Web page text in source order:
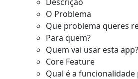
Descrição
O Problema
Que problema queres
Para quem?
Quem vai usar esta app?
Core Feature
Qual é a funcionalidade